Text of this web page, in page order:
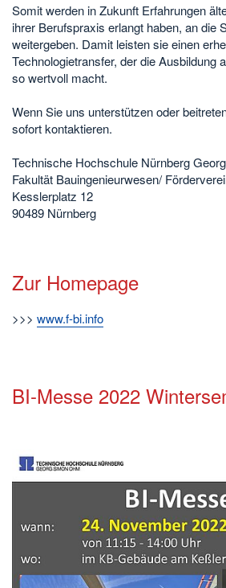
Somit werden in Zukunft Erfahrungen
ihrer Berufspraxis erlangt haben, an die
weitergeben. Damit leisten sie einen
Technologietransfer, der die Ausbildung
so wertvoll macht.
Wenn Sie uns unterstützen oder
sofort kontaktieren.
Technische Hochschule Nürnberg
Fakultät Bauingenieurwesen/
Kesslerplatz 12
90489 Nürnberg
Zur Homepage
>>> www.f-bi.info
BI-Messe 2022